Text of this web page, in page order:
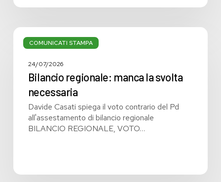
COMUNICATI STAMPA
Bilancio
regionale:
svolta
24/07/2026
Bilancio regionale: manca la svolta
necessaria
Davide Casati spiega il voto contrario del Pd
all'assestamento di bilancio regionale
BILANCIO REGIONALE, VOTO…